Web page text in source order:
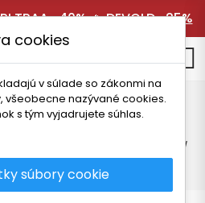
TRAA -40%🔥DEVOLD -25%
Legíny
cookies
v súlade so zákonmi na
všeobecne nazývané cookies.
s tým vyjadrujete súhlas.
súbory cookie